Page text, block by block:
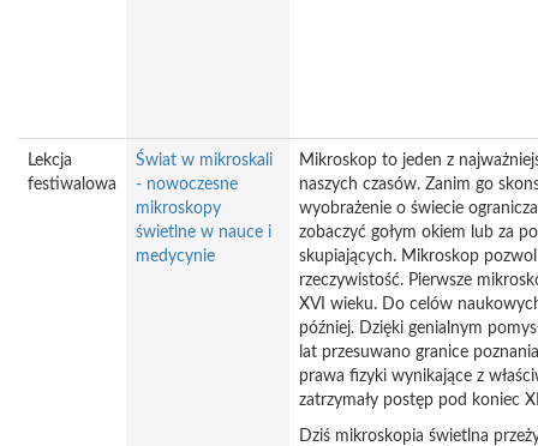
Lekcja
festiwalowa
Świat w mikroskali
- nowoczesne
mikroskopy
świetlne w nauce i
medycynie
Mikroskop to jeden z
naszych czasów. Zanim go
wyobrażenie o świecie
zobaczyć gołym okiem lub za
skupiających. Mikroskop
rzeczywistość. Pierwsze
XVI wieku. Do celów
później. Dzięki genialnym
lat przesuwano granice
prawa fizyki wynikające z
zatrzymały postęp pod koniec
Dziś mikroskopia świetlna